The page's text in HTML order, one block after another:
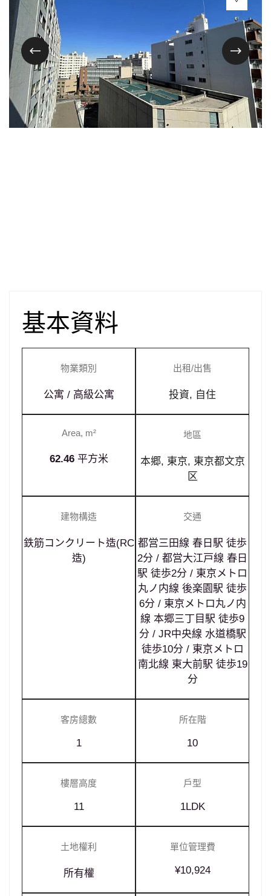
基本資料
物業類別
公寓 / 高級公寓
出租/出售
投資, 自住
Area, m²
62.46 平方米
地區
本郷, 東京, 東京都文京
区
建物構造
鉄筋コンクリート造(RC
造)
交通
都営三田線 春日駅 徒歩
2分 / 都営大江戸線 春日
駅 徒歩2分 / 東京メトロ
丸ノ内線 後楽園駅 徒歩
6分 / 東京メトロ丸ノ内
線 本郷三丁目駅 徒歩9
分 / JR中央線 水道橋駅
徒歩10分 / 東京メトロ
南北線 東大前駅 徒歩19
分
客房總數
1
所在階
10
樓層高度
11
戶型
1LDK
土地權利
所有權
單位管理費
¥10,924